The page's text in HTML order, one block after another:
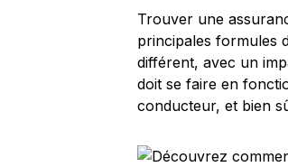
Trouver une
principales formules
différent, avec un
doit se faire en
conducteur, et bien